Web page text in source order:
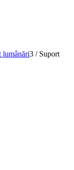
lumânări3 / Suport